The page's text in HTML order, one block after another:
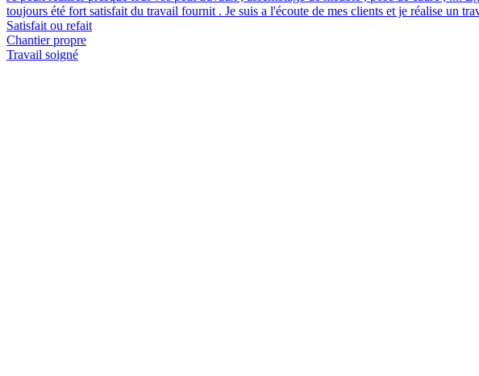
toujours été fort satisfait du travail fournit . Je suis a l'écoute de mes clients et je réalise un
Satisfait ou refait
Chantier propre
Travail soigné